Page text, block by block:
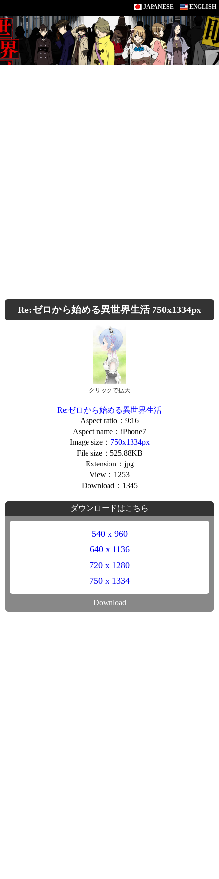
JAPANESE ENGLISH
Re:ゼロから始める異世界生活 750x1334px
クリックで拡大
Re:ゼロから始める異世界生活
Aspect ratio：9:16
Aspect name：iPhone7
Image size： 750x1334px
File size：525.88KB
Extension：jpg
View：1253
Download：1345
ダウンロードはこちら
540 x 960
640 x 1136
720 x 1280
750 x 1334
Download